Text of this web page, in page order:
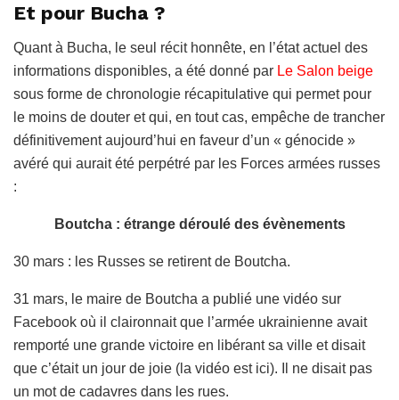
Et pour Bucha ?
Quant à Bucha, le seul récit honnête, en l’état actuel des
informations disponibles, a été donné par Le Salon beige
sous forme de chronologie récapitulative qui permet pour
le moins de douter et qui, en tout cas, empêche de trancher
définitivement aujourd’hui en faveur d’un « génocide »
avéré qui aurait été perpétré par les Forces armées russes
:
Boutcha : étrange déroulé des évènements
30 mars : les Russes se retirent de Boutcha.
31 mars, le maire de Boutcha a publié une vidéo sur
Facebook où il claironnait que l’armée ukrainienne avait
remporté une grande victoire en libérant sa ville et disait
que c’était un jour de joie (la vidéo est ici). Il ne disait pas
un mot de cadavres dans les rues.